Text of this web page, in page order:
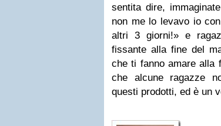
sentita dire,
non me lo levavo io
altri 3 giorni!» e
fissante alla fine del
che ti fanno amare alla
che alcune ragazze
questi prodotti, ed è un